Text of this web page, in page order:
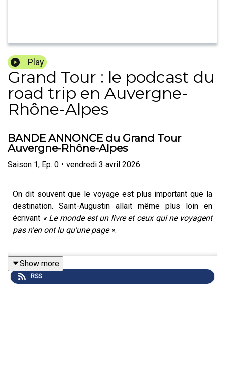
Play
Grand Tour : le podcast du
road trip en Auvergne-
Rhône-Alpes
BANDE ANNONCE du Grand Tour
Auvergne-Rhône-Alpes
Saison 1, Ep. 0 • vendredi 3 avril 2026
On dit souvent que le voyage est plus important que la
destination. Saint-Augustin allait même plus loin en
écrivant « Le monde est un livre et ceux qui ne voyagent
pas n'en ont lu qu'une page ».
Eh bien, les deux héros que vous allez découvrir
s'apprêtent à écrire un sacré chapitre. Voici Jules, un
Show more
RSS